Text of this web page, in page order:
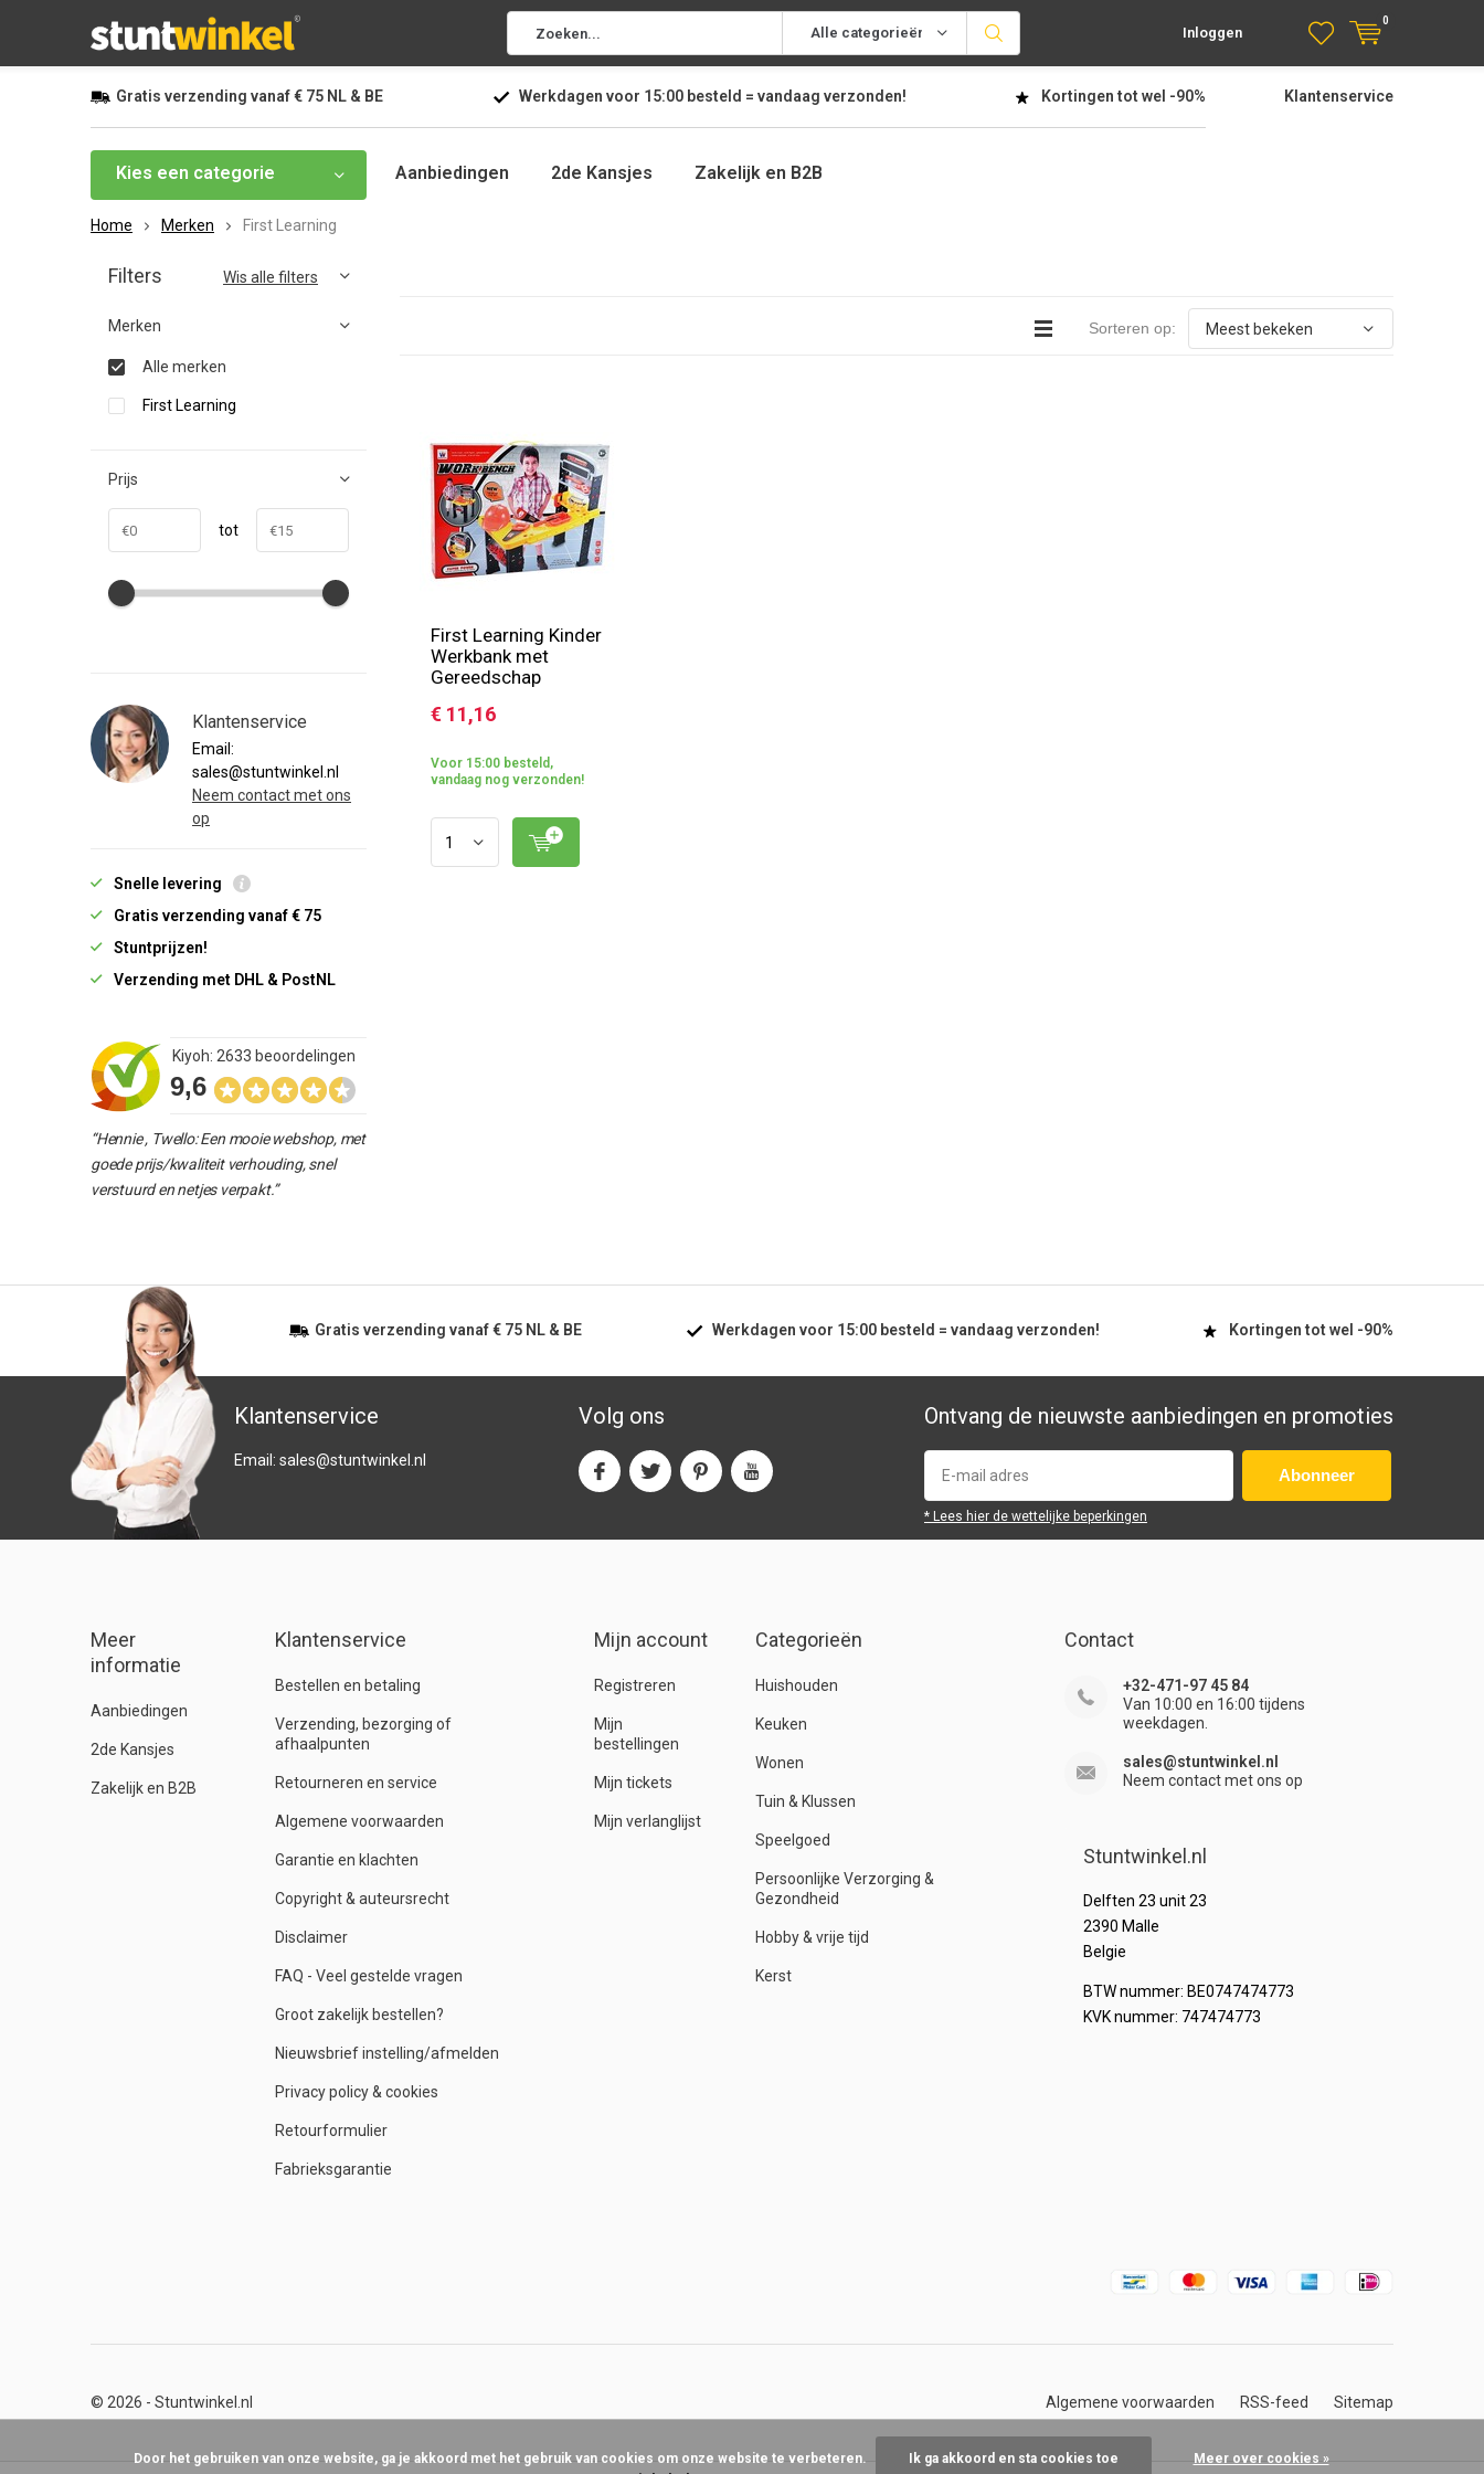
Alle categorieën Inloggen
0
Gratis verzending vanaf€ 75 NL & BE Werkdagen voor 15:00besteld = vandaag verzonden! Kortingen tot wel -90% Klantenservice
Kies een categorie Aanbiedingen 2de Kansjes Zakelijk en B2B
Home Merken First Learning
Sorteren op:
First Learning Kinder
Werkbank met
Gereedschap
€ 11,16
Voor 15:00 besteld,
vandaag nog verzonden!
Filters Wis alle filters
Merken
Alle merken
First Learning
Prijs
tot
Klantenservice
Email:
sales@stuntwinkel.nl
Neem contact met ons
op
Snelle levering
Gratis verzending vanaf € 75
Stuntprijzen!
Verzending met DHL & PostNL
9,6
Kiyoh: 2633 beoordelingen
“Hennie , Twello: Een mooie webshop, met
goede prijs/kwaliteit verhouding, snel
verstuurd en netjes verpakt.”
Gratis verzending vanaf€ 75 NL & BE Werkdagen voor 15:00besteld = vandaag verzonden! Kortingen tot wel -90%
Klantenservice
Email: sales@stuntwinkel.nl
Volg ons Ontvang de nieuwste aanbiedingen en promoties
Abonneer
* Lees hier de wettelijke beperkingen
Meer
informatie
Aanbiedingen
2de Kansjes
Zakelijk en B2B
Klantenservice
Bestellen en betaling
Verzending, bezorging of
afhaalpunten
Retourneren en service
Algemene voorwaarden
Garantie en klachten
Copyright & auteursrecht
Disclaimer
FAQ - Veel gestelde vragen
Groot zakelijk bestellen?
Nieuwsbrief instelling/afmelden
Privacy policy & cookies
Retourformulier
Fabrieksgarantie
Mijn account
Registreren
Mijn
bestellingen
Mijn tickets
Mijn verlanglijst
Categorieën
Huishouden
Keuken
Wonen
Tuin & Klussen
Speelgoed
Persoonlijke Verzorging &
Gezondheid
Hobby & vrije tijd
Kerst
Contact
+32-471-97 45 84
Van 10:00 en 16:00 tijdens
weekdagen.
sales@stuntwinkel.nl
Neem contact met ons op
Stuntwinkel.nl
Delften 23 unit 23
2390 Malle
Belgie
BTW nummer: BE0747474773
KVK nummer: 747474773
© 2026 - Stuntwinkel.nl Algemene voorwaarden RSS-feed Sitemap
Door het gebruiken van onze website, ga je akkoord met het gebruik van cookies om onze website te verbeteren. Ik ga akkoord en sta cookies toe Meer over cookies »